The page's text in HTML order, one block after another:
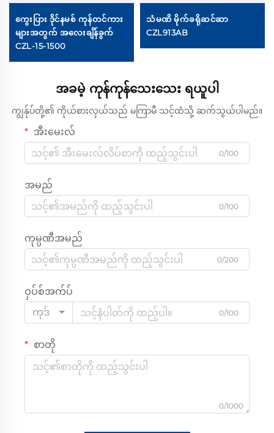
ကွေးပြား ဒိုင်နမစ် ကုန်တင်ကား
များအတွက် အလေးချိန်ခွက်
CZL-15-1500
သံမဏိ မိုက်ခရိုဆင်ဆာ
CZL913AB
အခမဲ့ ကုန်ကုန်သေးသေး ရယူပါ
ကျွန်ုပ်တို့၏ ကိုယ်စားလှယ်သည် မကြာမီ သင့်ထံသို့ ဆက်သွယ်ပါမည်။
အီးမေးလ်
0/100
အမည်
0/100
ကုမ္ပဏီအမည်
0/200
ဝှပ်စ်အက်ပ်
ကုဒ်
0/100
စာတို
0/1000